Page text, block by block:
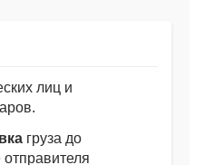
лиц и
груза до